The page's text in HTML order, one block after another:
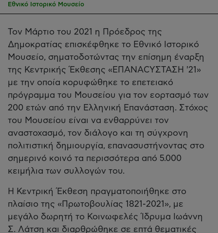
Εθνικό Ιστορικό Μουσείο
Τον Μάρτιο του 2021 η Πρόεδρος της
Δημοκρατίας επισκέφθηκε το Εθνικό Ιστορικό
Μουσείο, σηματοδοτώντας την επίσημη έναρξη
της Κεντρικής Έκθεσης «ΕΠΑΝΑCΥΣΤΑΣΗ '21»
με την οποία κορυφώθηκε το επετειακό
πρόγραμμα του Μουσείου για τον εορτασμό των
200 ετών από την Ελληνική Επανάσταση. Στόχος
του Μουσείου είναι να ενθαρρύνει τον
αναστοχασμό, τον διάλογο και τη σύγχρονη
πολιτιστική δημιουργία, επανασυστήνοντας στο
σημερινό κοινό τα περισσότερα από 5.000
κειμήλια των συλλογών του.
Η Κεντρική Έκθεση πραγματοποιήθηκε στο
πλαίσιο της «Πρωτοβουλίας 1821-2021», με
μεγάλο δωρητή το Κοινωφελές Ίδρυμα Ιωάννη
Σ. Λάτση και διαρθρώθηκε σε επτά θεματικές